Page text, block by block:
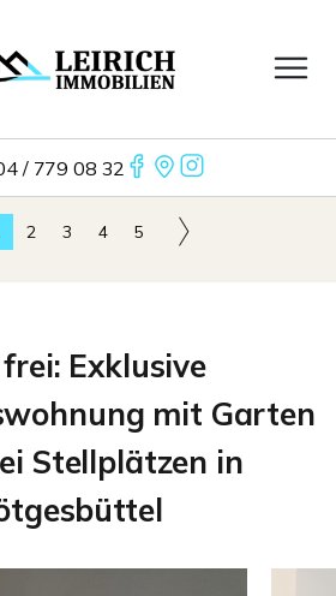
/ 779 08 32
2 3 4 5
Exklusive
mit Garten
Stellplätzen in